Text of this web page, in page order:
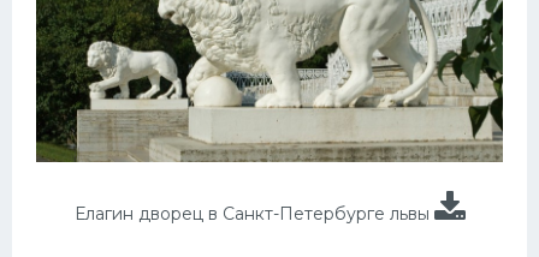
Елагин дворец в Санкт-Петербурге львы